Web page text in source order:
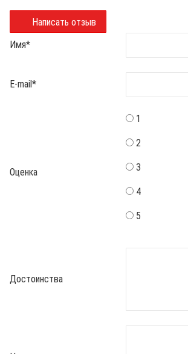
Написать отзыв
Имя*
E-mail *
Оценка
1
2
3
4
5
Достоинства